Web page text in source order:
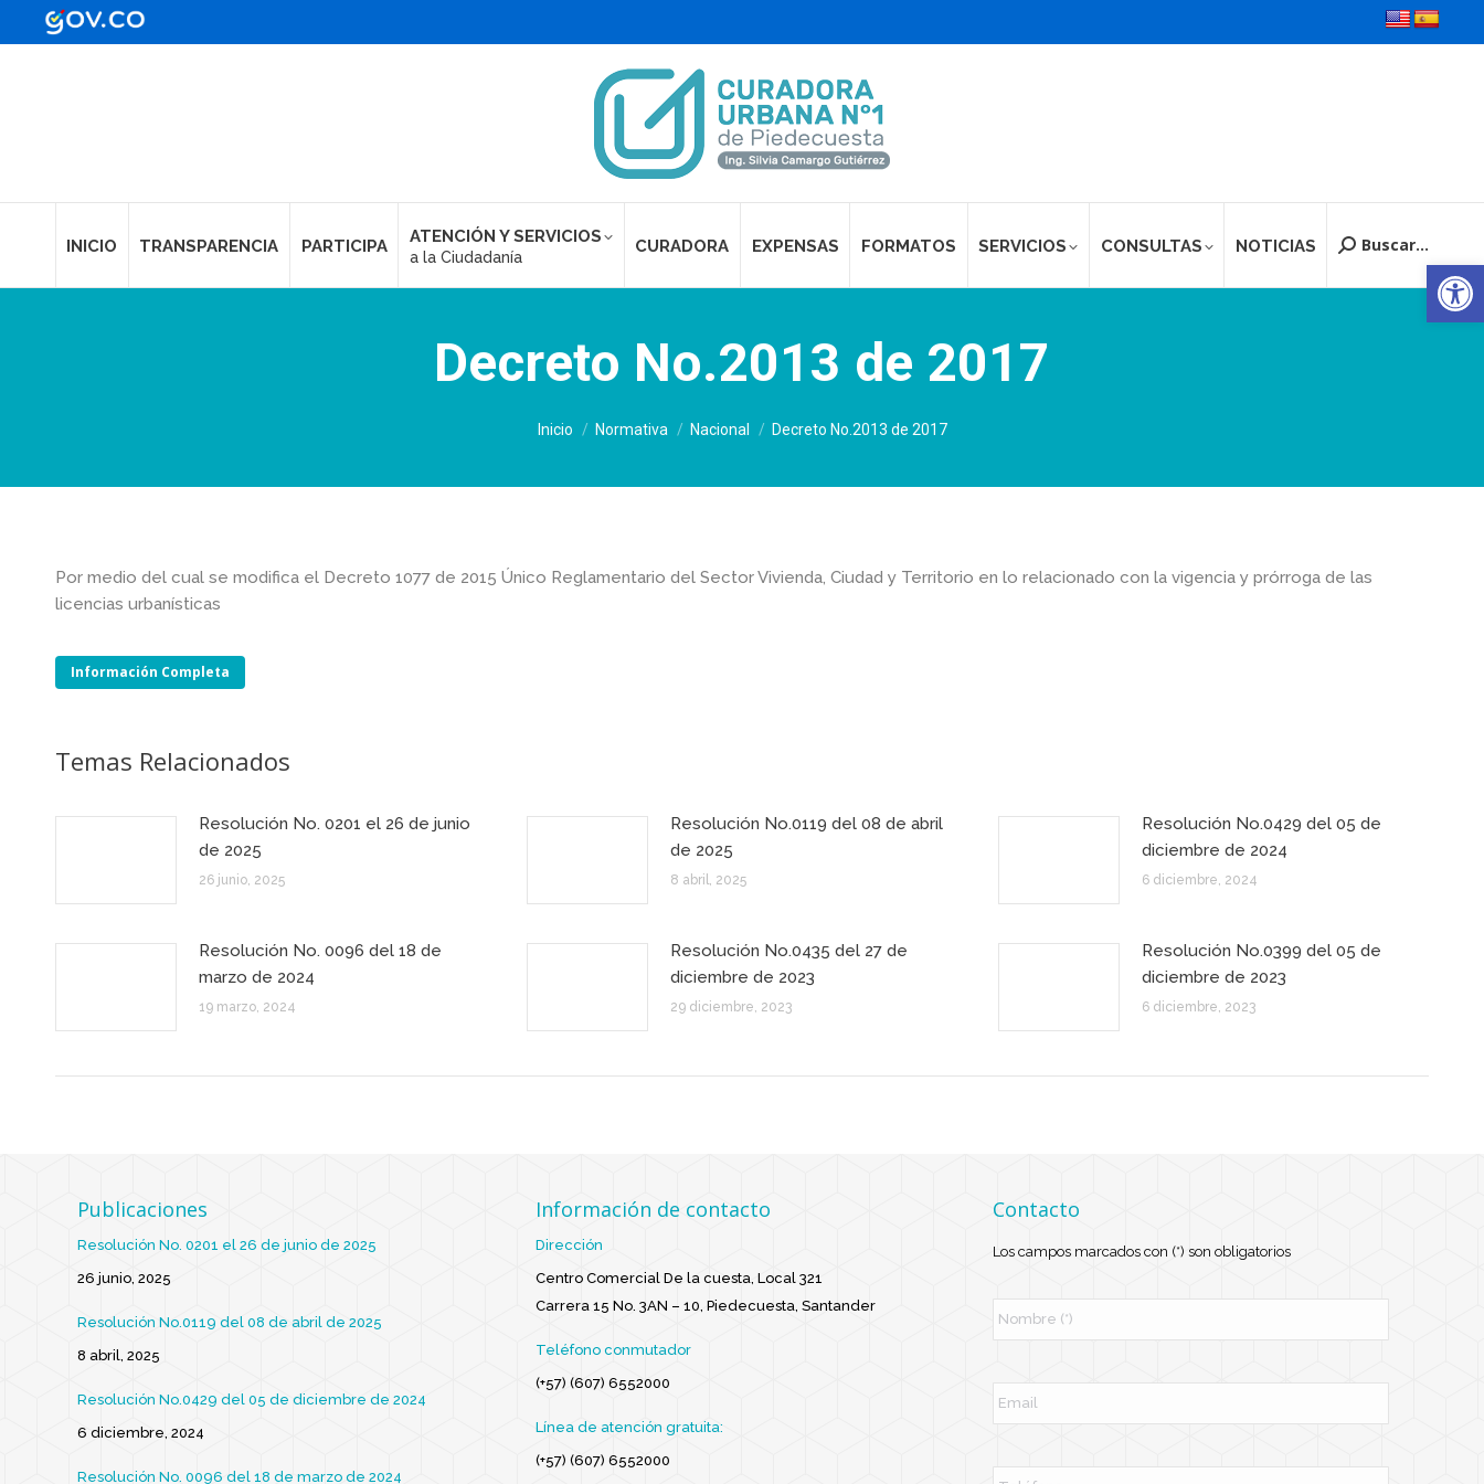
INICIO TRANSPARENCIA PARTICIPA ATENCIÓN Y SERVICIOS
a la Ciudadanía
CURADORA EXPENSAS FORMATOS SERVICIOS CONSULTAS NOTICIAS Buscar:
Buscar...
Decreto No.2013 de 2017
Inicio Normativa Nacional Decreto No.2013 de 2017
Por medio del cual se modifica el Decreto 1077 de 2015 Único Reglamentario del Sector Vivienda, Ciudad y Territorio en lo relacionado con la vigencia y prórroga de las
licencias urbanísticas
Información Completa
Temas Relacionados
Resolución No. 0201 el 26 de junio
de 2025
26 junio, 2025
Resolución No.0119 del 08 de abril
de 2025
8 abril, 2025
Resolución No.0429 del 05 de
diciembre de 2024
6 diciembre, 2024
Resolución No. 0096 del 18 de
marzo de 2024
19 marzo, 2024
Resolución No.0435 del 27 de
diciembre de 2023
29 diciembre, 2023
Resolución No.0399 del 05 de
diciembre de 2023
6 diciembre, 2023
Publicaciones
Resolución No. 0201 el 26 de junio de 2025
26 junio, 2025
Resolución No.0119 del 08 de abril de 2025
8 abril, 2025
Resolución No.0429 del 05 de diciembre de 2024
6 diciembre, 2024
Resolución No. 0096 del 18 de marzo de 2024
Información de contacto
Dirección
Centro Comercial De la cuesta, Local 321
Carrera 15 No. 3AN – 10, Piedecuesta, Santander
Teléfono conmutador
(+57) (607) 6552000
Línea de atención gratuita:
(+57) (607) 6552000
Contacto
Los campos marcados con (*) son obligatorios
o
em